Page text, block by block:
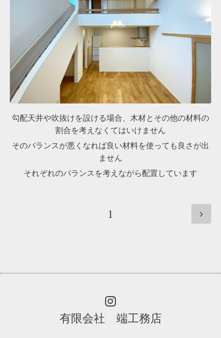
勾配天井や吹抜けを設ける場合、木材とその他の材料の
割合を考えなくてはいけません
そのバランスが悪くなれば良い材料を使っても良さが出
ません
それぞれのバランスを考えながら配置しています
1
有限会社 端工務店